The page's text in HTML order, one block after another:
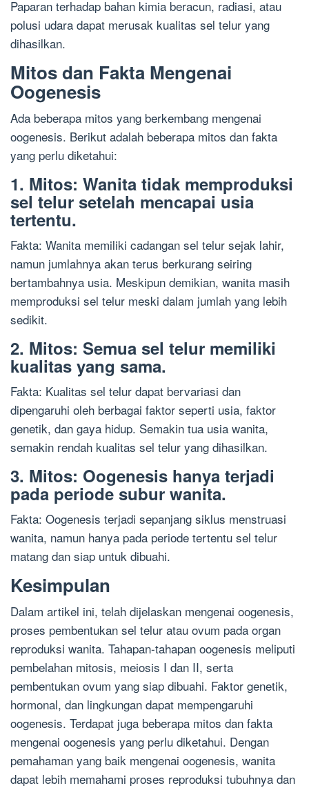
Paparan terhadap bahan kimia beracun, radiasi, atau
polusi udara dapat merusak kualitas sel telur yang
dihasilkan.
Mitos dan Fakta Mengenai
Oogenesis
Ada beberapa mitos yang berkembang mengenai
oogenesis. Berikut adalah beberapa mitos dan fakta
yang perlu diketahui:
1. Mitos: Wanita tidak memproduksi
sel telur setelah mencapai usia
tertentu.
Fakta: Wanita memiliki cadangan sel telur sejak lahir,
namun jumlahnya akan terus berkurang seiring
bertambahnya usia. Meskipun demikian, wanita masih
memproduksi sel telur meski dalam jumlah yang lebih
sedikit.
2. Mitos: Semua sel telur memiliki
kualitas yang sama.
Fakta: Kualitas sel telur dapat bervariasi dan
dipengaruhi oleh berbagai faktor seperti usia, faktor
genetik, dan gaya hidup. Semakin tua usia wanita,
semakin rendah kualitas sel telur yang dihasilkan.
3. Mitos: Oogenesis hanya terjadi
pada periode subur wanita.
Fakta: Oogenesis terjadi sepanjang siklus menstruasi
wanita, namun hanya pada periode tertentu sel telur
matang dan siap untuk dibuahi.
Kesimpulan
Dalam artikel ini, telah dijelaskan mengenai oogenesis,
proses pembentukan sel telur atau ovum pada organ
reproduksi wanita. Tahapan-tahapan oogenesis meliputi
pembelahan mitosis, meiosis I dan II, serta
pembentukan ovum yang siap dibuahi. Faktor genetik,
hormonal, dan lingkungan dapat mempengaruhi
oogenesis. Terdapat juga beberapa mitos dan fakta
mengenai oogenesis yang perlu diketahui. Dengan
pemahaman yang baik mengenai oogenesis, wanita
dapat lebih memahami proses reproduksi tubuhnya dan